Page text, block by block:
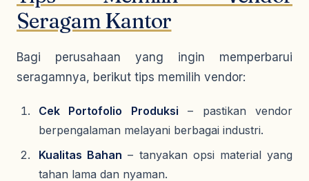
Seragam Kantor
Bagi perusahaan yang ingin memperbarui
seragamnya, berikut tips memilih vendor:
Cek Portofolio Produksi – pastikan vendor
berpengalaman melayani berbagai industri.
Kualitas Bahan – tanyakan opsi material yang
tahan lama dan nyaman.